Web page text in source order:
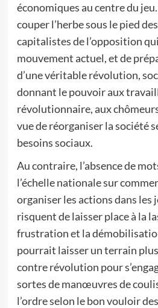
économiques au centre du
couper l’herbe sous le pied
capitalistes de l’opposition
mouvement actuel, et de
d’une véritable révolution,
donnant le pouvoir aux
révolutionnaire, aux
vue de réorganiser la société
besoins sociaux.
Au contraire, l’absence de
l’échelle nationale sur
organiser les actions dans les
risquent de laisser place à la
frustration et la
pourrait laisser un terrain
contre révolution pour
sortes de manœuvres de
l’ordre selon le bon vouloir